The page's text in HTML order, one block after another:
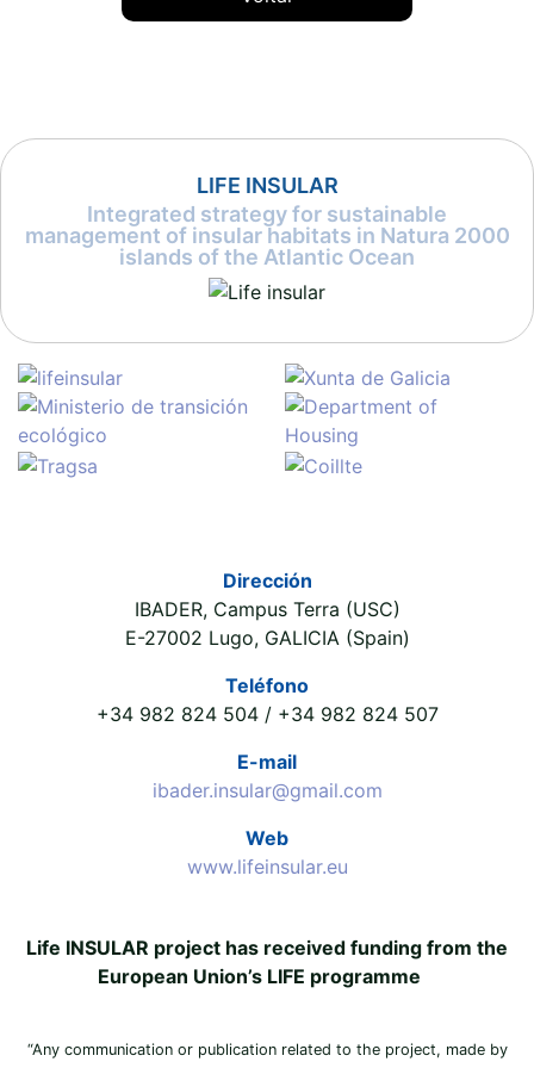
LIFE INSULAR
Integrated strategy for sustainable
management of insular habitats in Natura 2000
islands of the Atlantic Ocean
Dirección
IBADER, Campus Terra (USC)
E-27002 Lugo, GALICIA (Spain)
Teléfono
+34 982 824 504 / +34 982 824 507
E-mail
ibader.insular@gmail.com
Web
www.lifeinsular.eu
Life INSULAR project has received funding from the
European Union’s LIFE programme
“Any communication or publication related to the project, made by